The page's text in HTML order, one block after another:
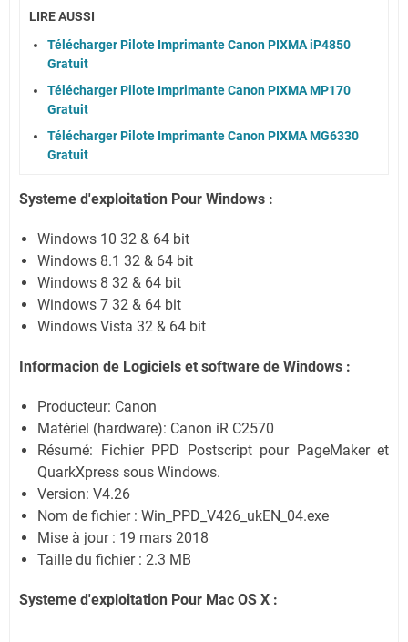
LIRE AUSSI
Télécharger Pilote Imprimante Canon PIXMA iP4850
Gratuit
Télécharger Pilote Imprimante Canon PIXMA MP170
Gratuit
Télécharger Pilote Imprimante Canon PIXMA MG6330
Gratuit
Systeme d'exploitation Pour Windows :
Windows 10 32 & 64 bit
Windows 8.1 32 & 64 bit
Windows 8 32 & 64 bit
Windows 7 32 & 64 bit
Windows Vista 32 & 64 bit
Informacion de Logiciels et software de Windows :
Producteur: Canon
Matériel (hardware): Canon iR C2570
Résumé: Fichier PPD Postscript pour PageMaker et
QuarkXpress sous Windows.
Version: V4.26
Nom de fichier : Win_PPD_V426_ukEN_04.exe
Mise à jour : 19 mars 2018
Taille du fichier : 2.3 MB
Systeme d'exploitation Pour Mac OS X :